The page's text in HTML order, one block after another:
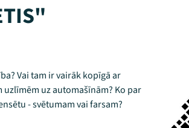
Vai tam ir vairāk kopīgā ar
uz automašīnām? Ko par
- svētumam vai farsam?